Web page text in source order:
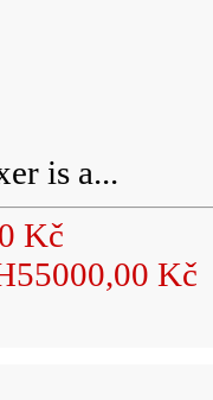
is a...
Kč
55000,00 Kč